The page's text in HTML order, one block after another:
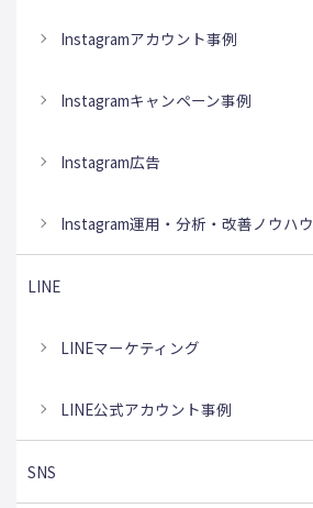
Instagramアカウント事例
Instagramキャンペーン事例
Instagram広告
Instagram運用・分析・改善ノウハウ
LINE
LINEマーケティング
LINE公式アカウント事例
SNS